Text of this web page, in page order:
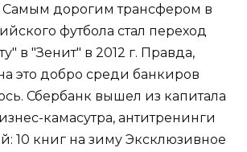
дорогим трансфером в
футбола стал переход
в "Зенит" в 2012 г. Правда,
это добро среди банкиров
Сбербанк вышел из капитала
камасутра, антитренинги
10 книг на зиму Эксклюзивное